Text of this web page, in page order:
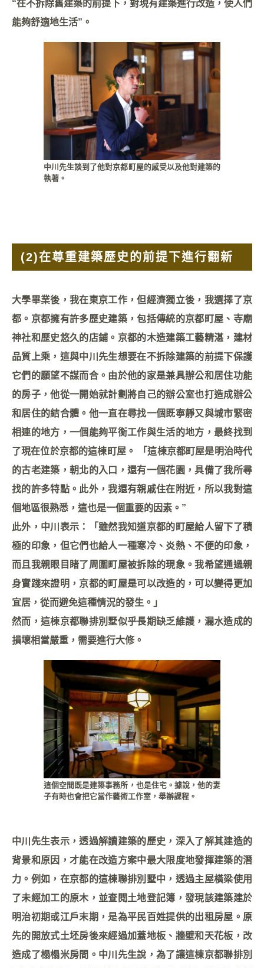
“在不拆除舊建築的前提下，對現有建築進行改造，使人們
能夠舒適地生活”。
中川先生談到了他對京都町屋的感受以及他對建築的
執著。
(2)在尊重建築歷史的前提下進行翻新
大學畢業後，我在東京工作，但經濟獨立後，我選擇了京
都。京都擁有許多歷史建築，包括傳統的京都町屋、寺廟
神社和歷史悠久的店鋪。京都的木造建築工藝精湛，建材
品質上乘，這與中川先生想要在不拆除建築的前提下保護
它們的願望不謀而合。由於他的家是兼具辦公和居住功能
的房子，他從一開始就計劃將自己的辦公室也打造成辦公
和居住的結合體。他一直在尋找一個既寧靜又與城市緊密
相連的地方，一個能夠平衡工作與生活的地方，最終找到
了現在位於京都的這棟町屋。 「這棟京都町屋是明治時代
的古老建築，朝北的入口，還有一個花園，具備了我所尋
找的許多特點。此外，我還有親戚住在附近，所以我對這
個地區很熟悉，這也是一個重要的因素。”
此外，中川表示：「雖然我知道京都的町屋給人留下了積
極的印象，但它們也給人一種寒冷、炎熱、不便的印象，
而且我親眼目睹了周圍町屋被拆除的現象。我希望通過親
身實踐來證明，京都的町屋是可以改造的，可以變得更加
宜居，從而避免這種情況的發生。」
然而，這棟京都聯排別墅似乎長期缺乏維護，漏水造成的
損壞相當嚴重，需要進行大修。
這個空間既是建築事務所，也是住宅。據說，他的妻
子有時也會把它當作藝術工作室，舉辦課程。
中川先生表示，透過解讀建築的歷史，深入了解其建造的
背景和原因，才能在改造方案中最大限度地發揮建築的潛
力。例如，在京都的這棟聯排別墅中，透過主屋橫梁使用
了未經加工的原木，並查閱土地登記簿，發現該建築建於
明治初期或江戶末期，是為平民百姓提供的出租房屋。原
先的開放式土坯房後來經過加蓋地板、牆壁和天花板，改
造成了榻榻米房間。中川先生說，為了讓這棟京都聯排別